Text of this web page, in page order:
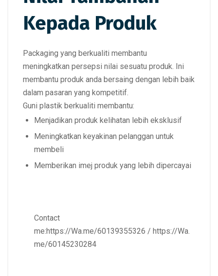
Kepada Produk
Packaging yang berkualiti membantu
meningkatkan persepsi nilai sesuatu produk. Ini
membantu produk anda bersaing dengan lebih baik
dalam pasaran yang kompetitif.
Guni plastik berkualiti membantu:
Menjadikan produk kelihatan lebih eksklusif
Meningkatkan keyakinan pelanggan untuk
membeli
Memberikan imej produk yang lebih dipercayai
Contact
me:https://Wa.me/60139355326 / https://Wa.
me/60145230284